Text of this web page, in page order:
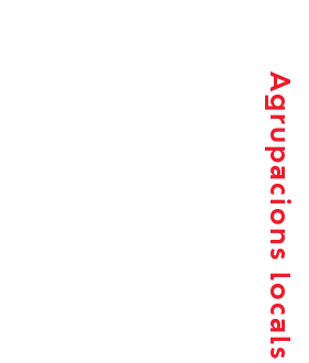
Agrupacions locals